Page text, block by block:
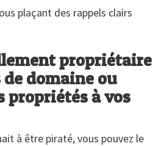
plaçant des rappels clairs
propriétaire
de domaine ou
propriétés à vos
à être piraté, vous pouvez le